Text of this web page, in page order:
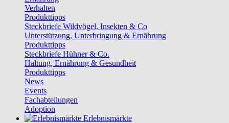
Verhalten
Produkttipps
Steckbriefe Wildvögel, Insekten & Co
Unterstützung, Unterbringung & Ernährung
Produkttipps
Steckbriefe Hühner & Co.
Haltung, Ernährung & Gesundheit
Produkttipps
News
Events
Fachabteilungen
Adoption
Erlebnismärkte